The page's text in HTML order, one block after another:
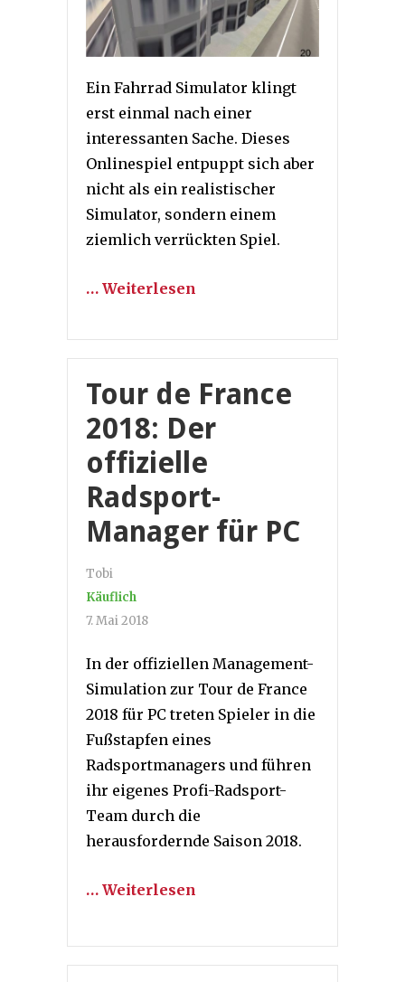
Ein Fahrrad Simulator klingt
erst einmal nach einer
interessanten Sache. Dieses
Onlinespiel entpuppt sich aber
nicht als ein realistischer
Simulator, sondern einem
ziemlich verrückten Spiel.
… Weiterlesen
Tour de France
2018: Der
offizielle
Radsport-
Manager für PC
Tobi
Käuflich
7. Mai 2018
In der offiziellen Management-
Simulation zur Tour de France
2018 für PC treten Spieler in die
Fußstapfen eines
Radsportmanagers und führen
ihr eigenes Profi-Radsport-
Team durch die
herausfordernde Saison 2018.
… Weiterlesen